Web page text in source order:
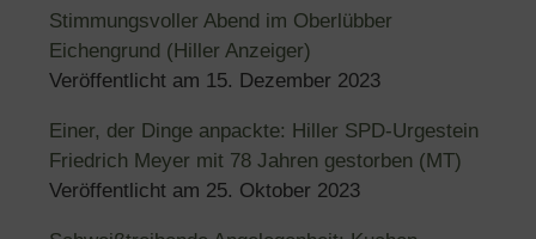
Stimmungsvoller Abend im Oberlübber
Eichengrund (Hiller Anzeiger)
Veröffentlicht am 15. Dezember 2023
Einer, der Dinge anpackte: Hiller SPD-Urgestein
Friedrich Meyer mit 78 Jahren gestorben (MT)
Veröffentlicht am 25. Oktober 2023